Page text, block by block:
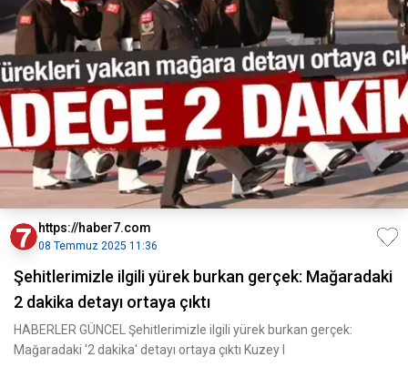
https://haber7.com
08 Temmuz 2025 11:36
Şehitlerimizle ilgili yürek burkan gerçek: Mağaradaki
2 dakika detayı ortaya çıktı
HABERLER GÜNCEL Şehitlerimizle ilgili yürek burkan gerçek:
Mağaradaki '2 dakika' detayı ortaya çıktı Kuzey I